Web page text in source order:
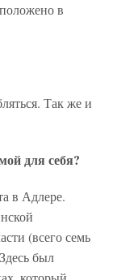
в
Так же и
для себя?
в Адлере.
(всего семь
был